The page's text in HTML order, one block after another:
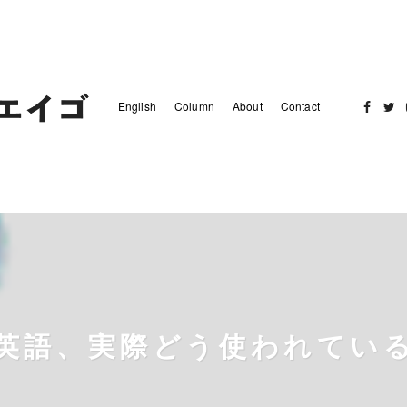
English Column About Contact
語、実際どう使われてい